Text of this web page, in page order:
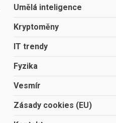
Umělá inteligence
Kryptoměny
IT trendy
Fyzika
Vesmír
Zásady cookies (EU)